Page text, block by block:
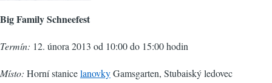
Big Family Schneefest
Termín: 12. února 2013 od 10:00 do 15:00 hodin
Místo: Horní stanicelanovkyGamsgarten, Stubaiský ledovec